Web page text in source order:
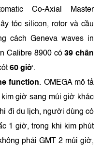
Co‑Axial Master
tóc silicon, rotor và cầu
cách Geneva waves in
Calibre 8900 có39 chân
60 giờ.
function. OMEGA mô tả
giờ sang múi giờ khác
đi du lịch, người dùng có
1 giờ, trong khi kim phút
phải GMT 2 múi giờ,